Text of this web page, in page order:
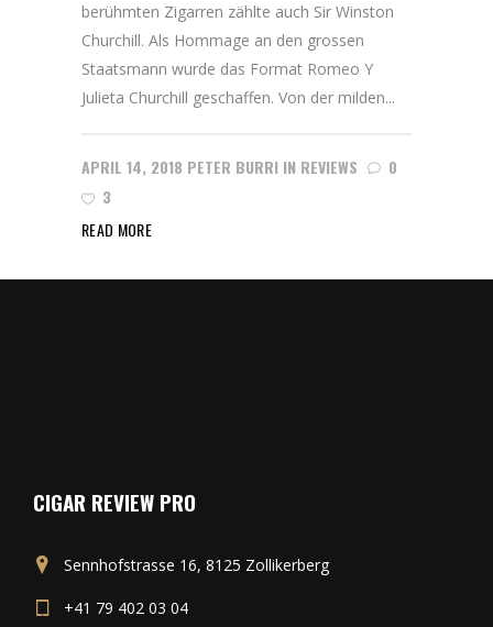
berühmten Zigarren zählte auch Sir Winston
Churchill. Als Hommage an den grossen
Staatsmann wurde das Format Romeo Y
Julieta Churchill geschaffen. Von der milden...
APRIL 14, 2018 PETER BURRI IN REVIEWS
0
3
READ MORE
CIGAR REVIEW PRO
Sennhofstrasse 16, 8125 Zollikerberg
+41 79 402 03 04